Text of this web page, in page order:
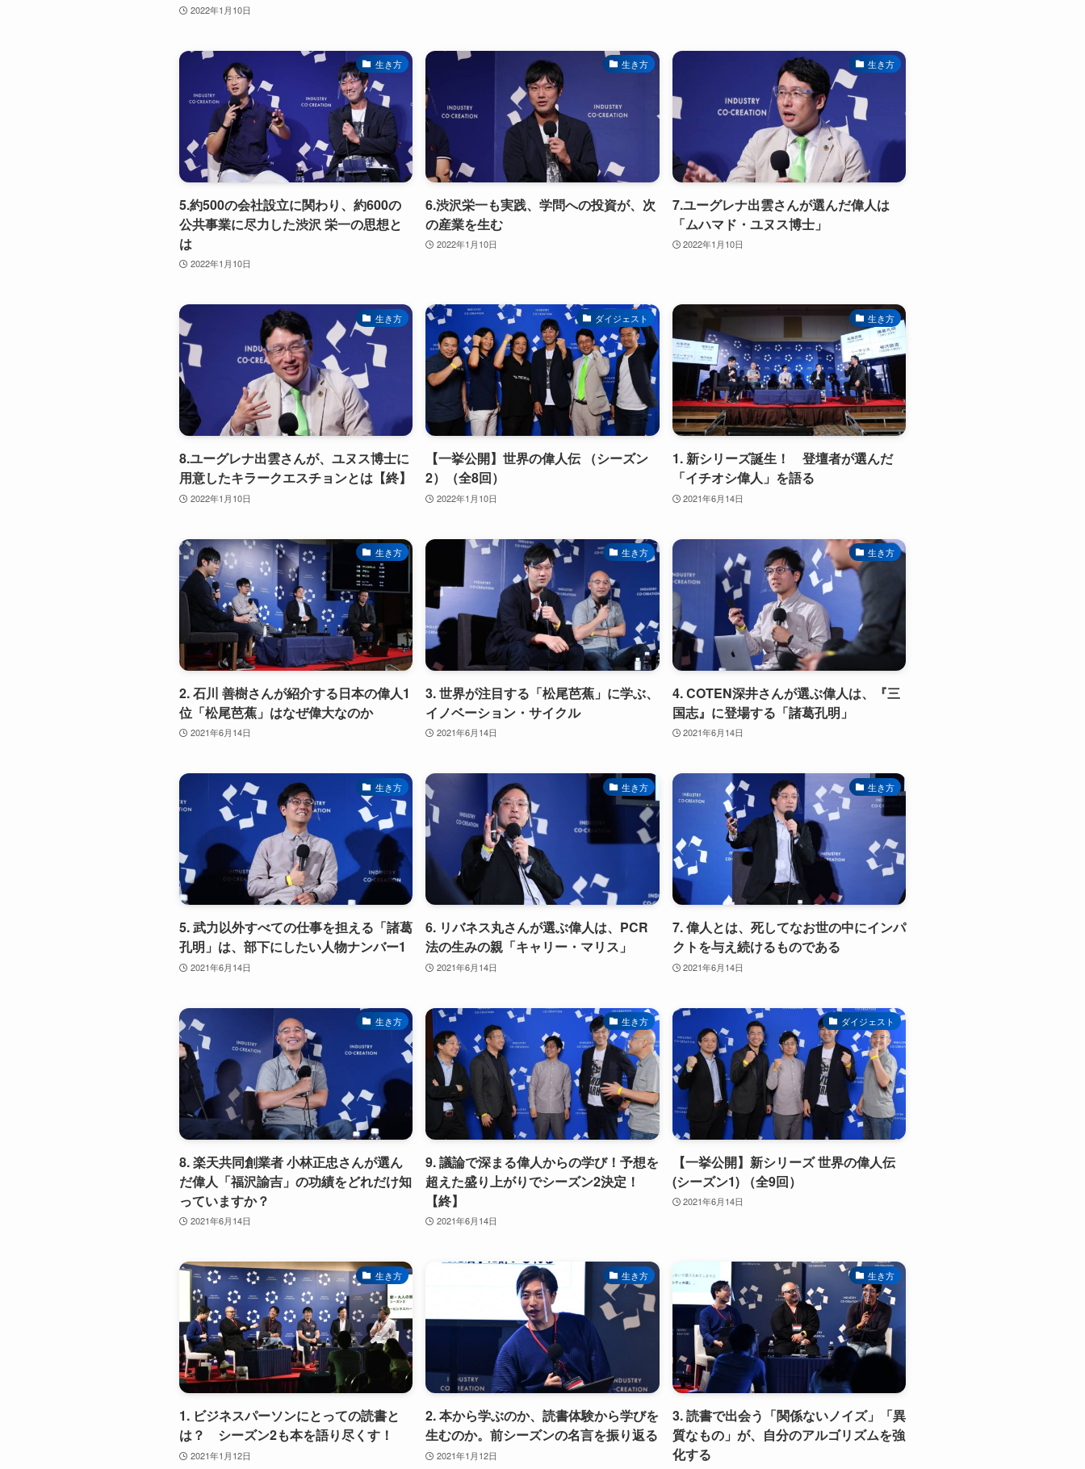
2022年1月10日
生き方
5.約500の会社設立に関わり、約600の
公共事業に尽力した渋沢 栄一の思想と
は
2022年1月10日
生き方
6.渋沢栄一も実践、学問への投資が、次
の産業を生む
2022年1月10日
生き方
7.ユーグレナ出雲さんが選んだ偉人は
「ムハマド・ユヌス博士」
2022年1月10日
生き方
8.ユーグレナ出雲さんが、ユヌス博士に
用意したキラークエスチョンとは【終】
2022年1月10日
ダイジェスト
【一挙公開】世界の偉人伝 （シーズン
2）（全8回）
2022年1月10日
生き方
1. 新シリーズ誕生！ 登壇者が選んだ
「イチオシ偉人」を語る
2021年6月14日
生き方
2. 石川 善樹さんが紹介する日本の偉人1
位「松尾芭蕉」はなぜ偉大なのか
2021年6月14日
生き方
3. 世界が注目する「松尾芭蕉」に学ぶ、
イノベーション・サイクル
2021年6月14日
生き方
4. COTEN深井さんが選ぶ偉人は、『三
国志』に登場する「諸葛孔明」
2021年6月14日
生き方
5. 武力以外すべての仕事を担える「諸葛
孔明」は、部下にしたい人物ナンバー1
2021年6月14日
生き方
6. リバネス丸さんが選ぶ偉人は、PCR
法の生みの親「キャリー・マリス」
2021年6月14日
生き方
7. 偉人とは、死してなお世の中にインパ
クトを与え続けるものである
2021年6月14日
生き方
8. 楽天共同創業者 小林正忠さんが選ん
だ偉人「福沢諭吉」の功績をどれだけ知
っていますか？
2021年6月14日
生き方
9. 議論で深まる偉人からの学び！予想を
超えた盛り上がりでシーズン2決定！
【終】
2021年6月14日
ダイジェスト
【一挙公開】新シリーズ 世界の偉人伝
(シーズン1) （全9回）
2021年6月14日
生き方
1. ビジネスパーソンにとっての読書と
は？ シーズン2も本を語り尽くす！
2021年1月12日
生き方
2. 本から学ぶのか、読書体験から学びを
生むのか。前シーズンの名言を振り返る
2021年1月12日
生き方
3. 読書で出会う「関係ないノイズ」「異
質なもの」が、自分のアルゴリズムを強
化する